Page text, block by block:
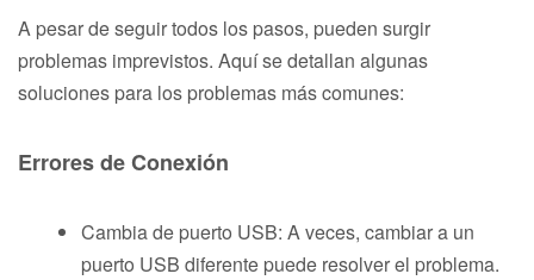
A pesar de seguir todos los pasos, pueden surgir
problemas imprevistos. Aquí se detallan algunas
soluciones para los problemas más comunes:
Errores de Conexión
Cambia de puerto USB: A veces, cambiar a un
puerto USB diferente puede resolver el problema.